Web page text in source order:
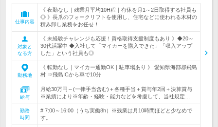
仕事内容
《 夜勤なし｜残業月平均10H程｜有休を月1～2日取得する社員も
◎ 》長爪のフォークリフトを使用し、住宅などに使われる木材の
積み卸し業務をお任せ！
対象と
なる方
《 未経験チャレンジも応援！資格取得支援制度もあり 》◆20～
30代活躍中 ◆入社して「マイカーを購入できた」「収入アップ
した」という社員も◎
勤務地
《 転勤なし｜マイカー通勤OK｜駐車場あり 》 愛知県海部郡飛島
村 ⇒飛島ICから車で10分
給与
月給30万円～(一律手当含む)＋各種手当＋賞与年2回＋決算賞与
※業績により※年齢・経験・能力などを考慮して、当社規定…
勤務
時間
# 7:00～16:00（うち実働8h）※残業は月10時間ほどと少なめで
す。